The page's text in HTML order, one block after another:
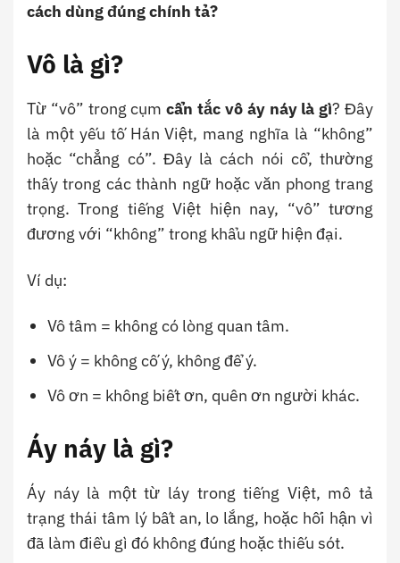
cách dùng đúng chính tả?
Vô là gì?
Từ “vô” trong cụmcẩn tắc vô áy náy là gì? Đây
là một yếu tố Hán Việt, mang nghĩa là “không”
hoặc “chẳng có”. Đây là cách nói cổ, thường
thấy trong các thành ngữ hoặc văn phong trang
trọng. Trong tiếng Việt hiện nay, “vô” tương
đương với “không” trong khẩu ngữ hiện đại.
Ví dụ:
Vô tâm = không có lòng quan tâm.
Vô ý = không cố ý, không để ý.
Vô ơn = không biết ơn, quên ơn người khác.
Áy náy là gì?
Áy náy là một từ láy trong tiếng Việt, mô tả
trạng thái tâm lý bất an, lo lắng, hoặc hối hận vì
đã làm điều gì đó không đúng hoặc thiếu sót.